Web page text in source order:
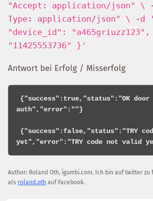
"Accept: application/json" \ -
Type: application/json" \ -d
"device_id":
"11425553736" }'
Antwort bei Erfolg / Misserfolg
auth","error":""}
Author: Roland Oth, igumbi.com. Ich bin auf twitter zu
als roland.oth auf Facebook.